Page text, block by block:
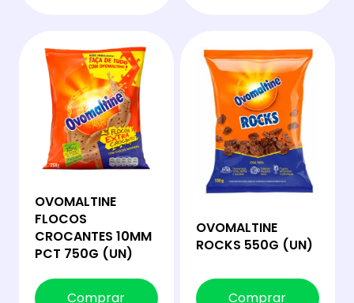
OVOMALTINE
FLOCOS
CROCANTES 10MM
PCT 750G (UN)
Comprar
OVOMALTINE
ROCKS 550G (UN)
Comprar